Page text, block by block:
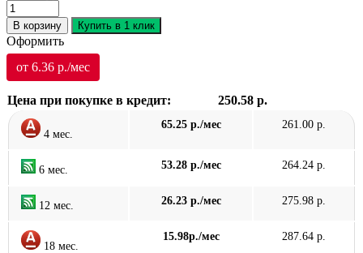
В корзину Купить в 1 клик
Оформить
от 6.36 р./мес
Цена при покупке в кредит: 250.58 р.
4 мес.
65.25 р./мес 261.00 р.
6 мес. 53.28 р./мес 264.24 р.
12 мес. 26.23 р./мес 275.98 р.
18 мес.
15.98р./мес 287.64 р.